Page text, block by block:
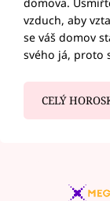
vzduch, aby
se váš domov
svého já, proto
CELÝ